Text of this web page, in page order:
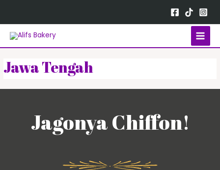
Jawa Tengah
Jagonya Chiffon!